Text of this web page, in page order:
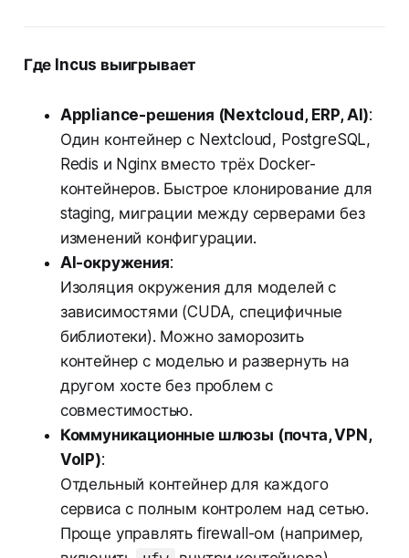
Где Incus выигрывает
Appliance-решения (Nextcloud, ERP, AI):
Один контейнер с Nextcloud, PostgreSQL,
Redis и Nginx вместо трёх Docker-
контейнеров. Быстрое клонирование для
staging, миграции между серверами без
изменений конфигурации.
AI-окружения:
Изоляция окружения для моделей с
зависимостями (CUDA, специфичные
библиотеки). Можно заморозить
контейнер с моделью и развернуть на
другом хосте без проблем с
совместимостью.
Коммуникационные шлюзы (почта, VPN,
VoIP):
Отдельный контейнер для каждого
сервиса с полным контролем над сетью.
Проще управлять firewall-ом (например,